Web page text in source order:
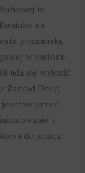
w
na
poznański,
w historii
uda się wyłonić
Zarząd Dróg
przed
z
do końca